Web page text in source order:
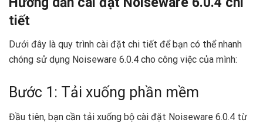
tiết
Dưới đây là quy trình cài đặt chi tiết để bạn có thể nhanh
chóng sử dụng Noiseware 6.0.4 cho công việc của mình:
Bước 1: Tải xuống phần mềm
Đầu tiên, bạn cần tải xuống bộ cài đặt Noiseware 6.0.4 từ